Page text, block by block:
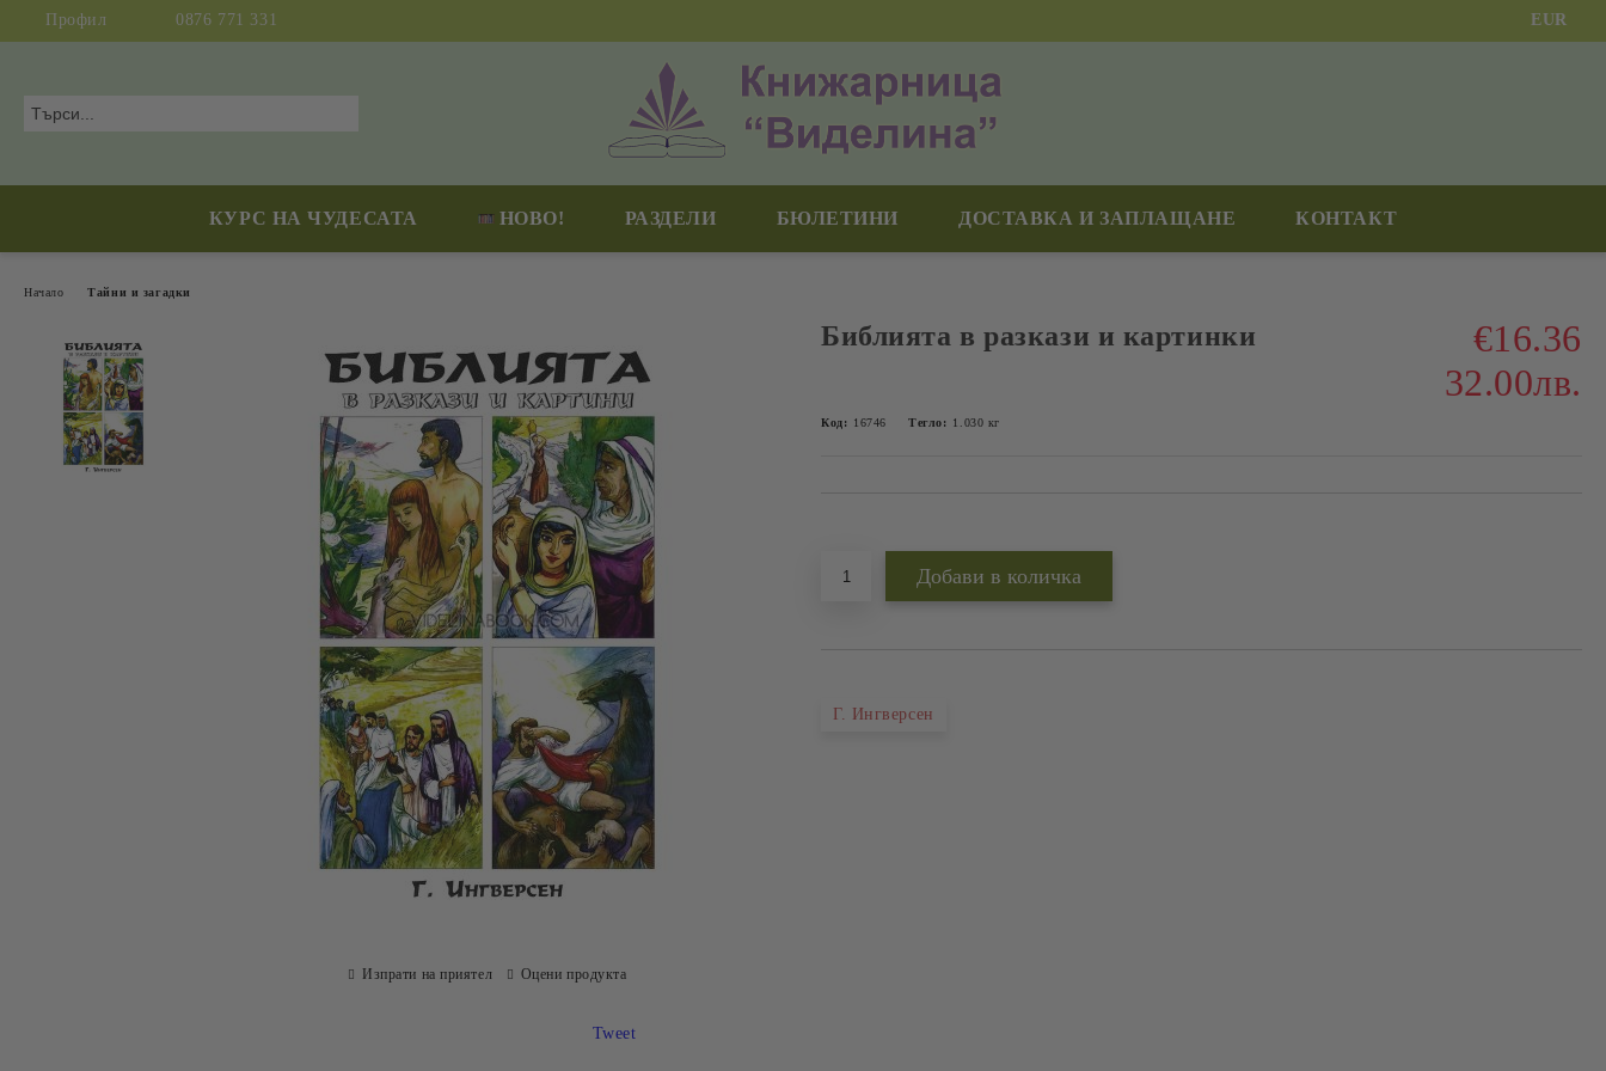
Профил 0876 771 331 EUR
КУРС НА ЧУДЕСАТА НОВО! РАЗДЕЛИ БЮЛЕТИНИ ДОСТАВКА И ЗАПЛАЩАНЕ КОНТАКТ
Начало Тайни и загадки
Библията в разкази и картинки
€16.36
32.00лв.
Код: 16746 Тегло: 1.030 кг
Г. Ингверсен
Изпрати на приятел Оцени продукта
Tweet